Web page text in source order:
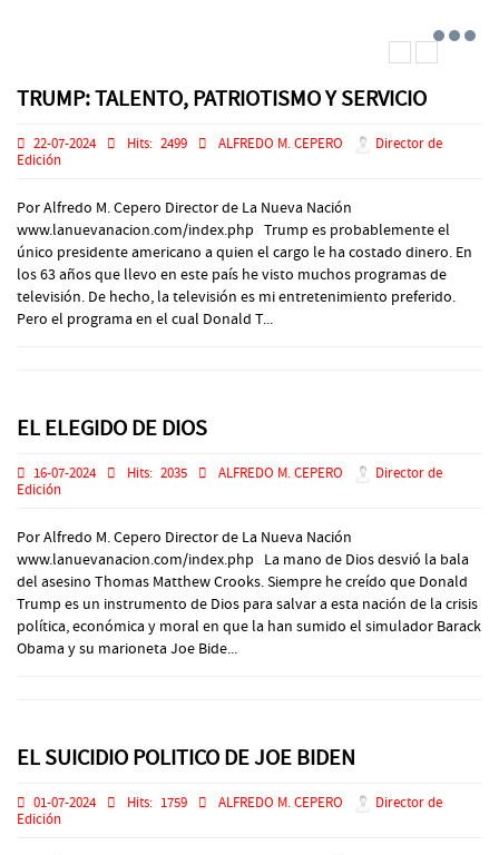
TRUMP: TALENTO, PATRIOTISMO Y SERVICIO
22-07-2024 Hits: 2499 ALFREDO M. CEPERO
Director de
Edición
Por Alfredo M. Cepero Director de La Nueva Nación
www.lanuevanacion.com/index.php Trump es probablemente el
único presidente americano a quien el cargo le ha costado dinero. En
los 63 años que llevo en este país he visto muchos programas de
televisión. De hecho, la televisión es mi entretenimiento preferido.
Pero el programa en el cual Donald T...
EL ELEGIDO DE DIOS
16-07-2024 Hits: 2035 ALFREDO M. CEPERO
Director de
Edición
Por Alfredo M. Cepero Director de La Nueva Nación
www.lanuevanacion.com/index.php La mano de Dios desvió la bala
del asesino Thomas Matthew Crooks. Siempre he creído que Donald
Trump es un instrumento de Dios para salvar a esta nación de la crisis
política, económica y moral en que la han sumido el simulador Barack
Obama y su marioneta Joe Bide...
EL SUICIDIO POLITICO DE JOE BIDEN
01-07-2024 Hits: 1759 ALFREDO M. CEPERO
Director de
Edición